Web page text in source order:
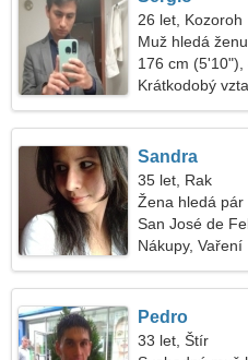
26 let, Kozoroh
Muž hledá ženu
176 cm
Krátkodobý
Sandra
35 let, Rak
Žena hledá pár
San José de
Nákupy, Vaření
Pedro
33 let, Štír